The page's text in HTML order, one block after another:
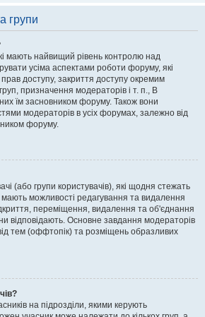
групи
мають найвищий рівень контролю над
усіма аспектами роботи форуму, які
доступу, закриття доступу окремим
призначення модераторів і т. п., В
їм засновником форуму. Також вони
модераторів в усіх форумах, залежно від
форуму.
(або групи користувачів), які щодня стежать
можливості редагування та видалення
переміщення, видалення та об'єднання
відповідають. Основне завдання модераторів
тем (оффтопік) та розміщень образливих
на підрозділи, якими керують